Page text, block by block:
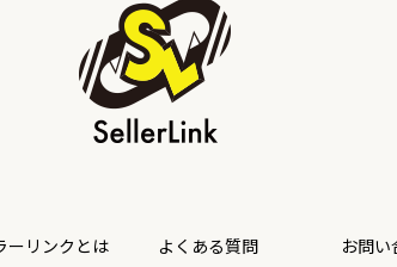
ーリンクとは よくある質問 お問い